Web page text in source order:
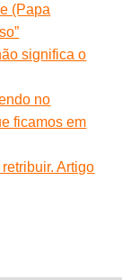
(Papa
significa o
no
ficamos em
Artigo